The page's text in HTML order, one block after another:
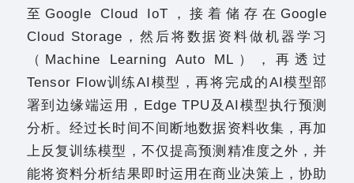
至Google Cloud IoT，接着储存在Google
Cloud Storage，然后将数据资料做机器学习
（Machine Learning Auto ML），再透过
Tensor Flow训练AI模型，再将完成的AI模型部
署到边缘端运用，Edge TPU及AI模型执行预测
分析。经过长时间不间断地数据资料收集，再加
上反复训练模型，不仅提高预测精准度之外，并
能将资料分析结果即时运用在商业决策上，协助